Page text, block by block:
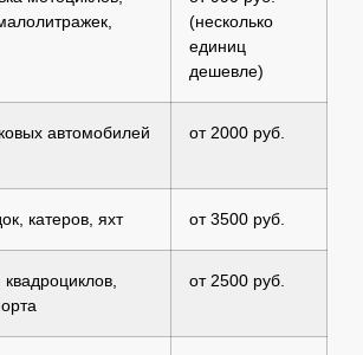
(несколько
единиц
дешевле)
автомобилей
от 2000 руб.
катеров, яхт от 3500 руб.
от 2500 руб.